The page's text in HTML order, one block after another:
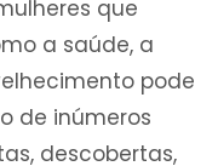
que
a saúde, a
pode
de inúmeros
descobertas,